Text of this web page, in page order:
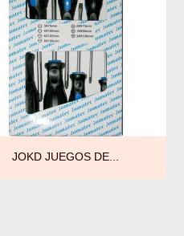
Vista rápida
JOKD JUEGOS DE...